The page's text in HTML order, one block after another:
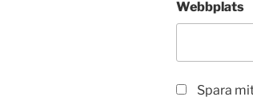
Webbplats
Spara